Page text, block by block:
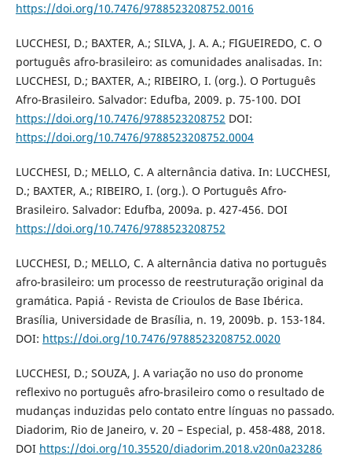
https://doi.org/10.7476/9788523208752.0016
LUCCHESI, D.; BAXTER, A.; SILVA, J. A. A.; FIGUEIREDO, C. O
português afro-brasileiro: as comunidades analisadas. In:
LUCCHESI, D.; BAXTER, A.; RIBEIRO, I. (org.). O Português
Afro-Brasileiro. Salvador: Edufba, 2009. p. 75-100. DOI
https://doi.org/10.7476/9788523208752 DOI:
https://doi.org/10.7476/9788523208752.0004
LUCCHESI, D.; MELLO, C. A alternância dativa. In: LUCCHESI,
D.; BAXTER, A.; RIBEIRO, I. (org.). O Português Afro-
Brasileiro. Salvador: Edufba, 2009a. p. 427-456. DOI
https://doi.org/10.7476/9788523208752
LUCCHESI, D.; MELLO, C. A alternância dativa no português
afro-brasileiro: um processo de reestruturação original da
gramática. Papiá - Revista de Crioulos de Base Ibérica.
Brasília, Universidade de Brasília, n. 19, 2009b. p. 153-184.
DOI: https://doi.org/10.7476/9788523208752.0020
LUCCHESI, D.; SOUZA, J. A variação no uso do pronome
reflexivo no português afro-brasileiro como o resultado de
mudanças induzidas pelo contato entre línguas no passado.
Diadorim, Rio de Janeiro, v. 20 – Especial, p. 458-488, 2018.
DOI https://doi.org/10.35520/diadorim.2018.v20n0a23286